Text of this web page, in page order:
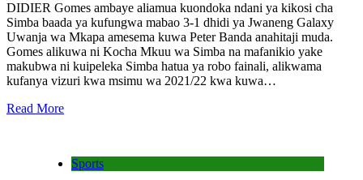
DIDIER Gomes ambaye aliamua kuondoka ndani ya kikosi cha
Simba baada ya kufungwa mabao 3-1 dhidi ya Jwaneng Galaxy
Uwanja wa Mkapa amesema kuwa Peter Banda anahitaji muda.
Gomes alikuwa ni Kocha Mkuu wa Simba na mafanikio yake
makubwa ni kuipeleka Simba hatua ya robo fainali, alikwama
kufanya vizuri kwa msimu wa 2021/22 kwa kuwa…
Read More
Sports